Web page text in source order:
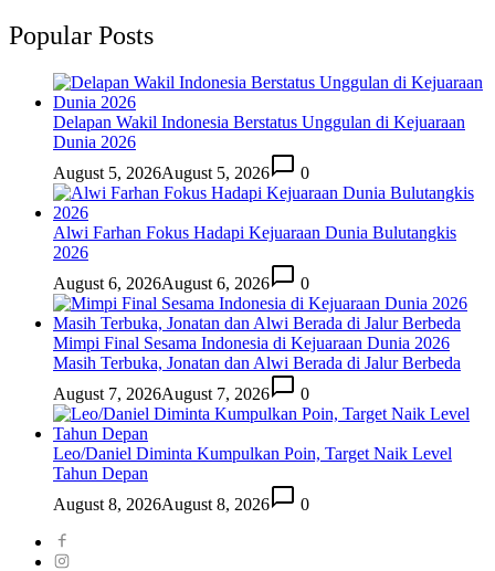
Popular Posts
Delapan Wakil Indonesia Berstatus Unggulan di Kejuaraan
Dunia 2026
August 5, 2026August 5, 2026 0
Alwi Farhan Fokus Hadapi Kejuaraan Dunia Bulutangkis
2026
August 6, 2026August 6, 2026 0
Mimpi Final Sesama Indonesia di Kejuaraan Dunia 2026
Masih Terbuka, Jonatan dan Alwi Berada di Jalur Berbeda
August 7, 2026August 7, 2026 0
Leo/Daniel Diminta Kumpulkan Poin, Target Naik Level
Tahun Depan
August 8, 2026August 8, 2026 0